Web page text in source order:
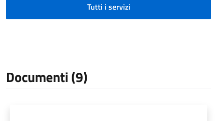
Tutti i servizi
Documenti (9)